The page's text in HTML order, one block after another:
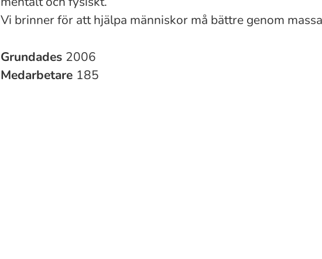
Vi brinner för att hjälpa människor må bättre genom
Grundades 2006
Medarbetare 185